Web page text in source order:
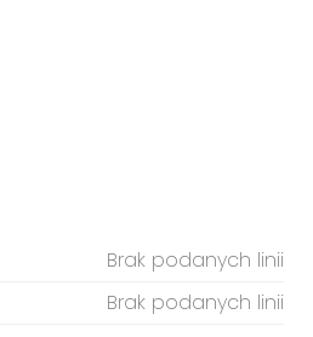
Brak podanych linii
Brak podanych linii